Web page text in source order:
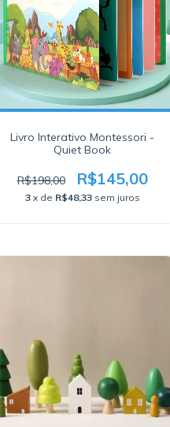
Livro Interativo Montessori -
Quiet Book
R$198,00 R$145,00
3 x de R$48,33 sem juros